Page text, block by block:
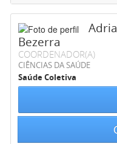
Bezerra
COORDENADOR(A)
CIÊNCIAS DA SAÚDE
Saúde Coletiva